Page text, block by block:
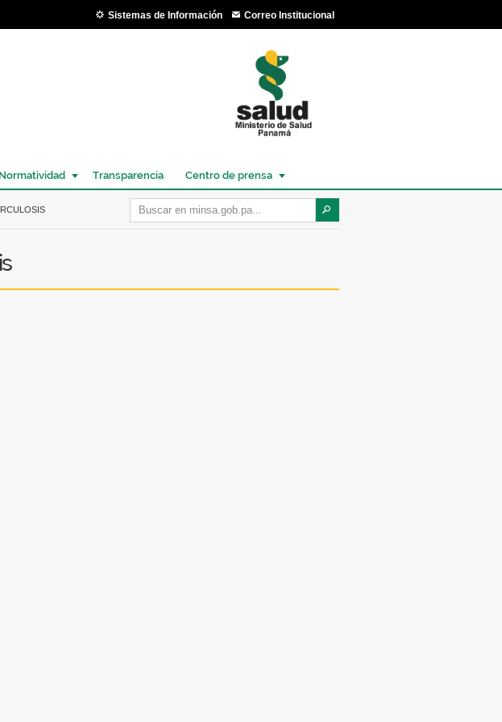
Sistemas de Información Correo Institucional
Normatividad Transparencia Centro de prensa